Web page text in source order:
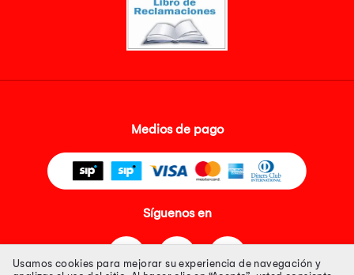
Medios de pago
Síguenos en
Usamos cookies para mejorar su experiencia de navegación y